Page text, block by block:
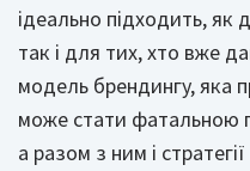
ідеально підходить, як
так і для тих, хто вже
модель брендингу, яка
може стати фатальною
а разом з ним і